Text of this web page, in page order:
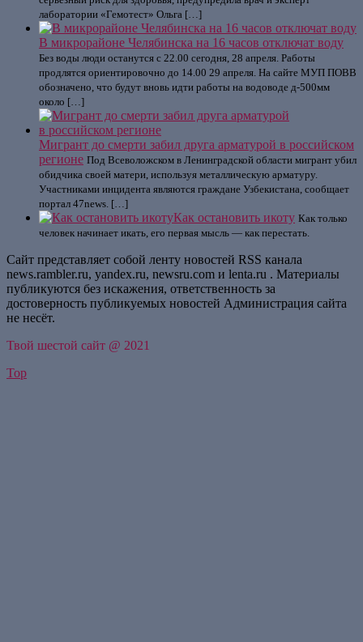
лаборатории «Гемотест» Ольга […]
В микрорайоне Челябинска на 16 часов отключат воду
Без воды люди останутся с 22.00 сегодня, 28 апреля. Работы
продлятся ориентировочно до 14.00 29 апреля. На сайте МУП ПОВВ
обозначено, что будут вновь идти работы на водоводе д-500мм
около […]
Мигрант до смерти забил друга арматурой в российском
регионе Под Всеволожском в Ленинградской области мигрант убил
обидчика своей матери, используя металлическую арматуру.
Участниками инцидента являются граждане Узбекистана, сообщает
портал 47news. […]
Как остановить икоту Как только
человек начинает икать, его первая мысль — как перестать.
Сайт представляет собой ленту новостей RSS канала
news.rambler.ru, yandex.ru, newsru.com и lenta.ru . Материалы
публикуются без искажения, ответственность за
достоверность публикуемых новостей Администрация сайта
не несёт.
Твой шестой сайт @ 2021
Top